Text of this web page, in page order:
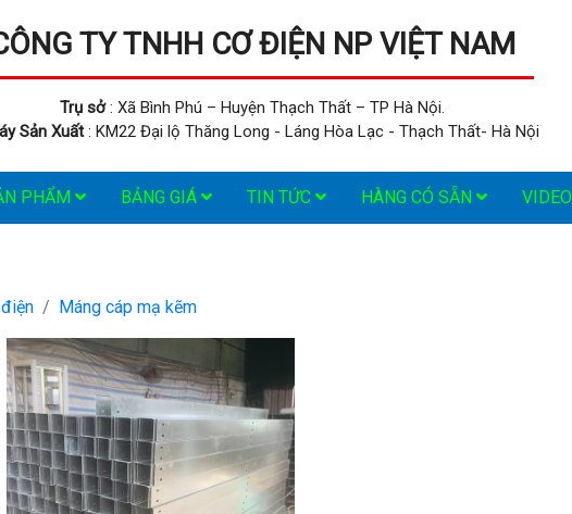
TY TNHH CƠ ĐIỆN NP VIỆT NAM
Trụ sở: Xã Bình Phú – Huyện Thạch Thất – TP Hà Nội.
Sản Xuất: KM22 Đại lộ Thăng Long - Láng Hòa Lạc - Thạch Thất- Hà Nội
PHẨM BẢNG GIÁ TIN TỨC HÀNG CÓ SẴN VIDEO
Máng cáp mạ kẽm